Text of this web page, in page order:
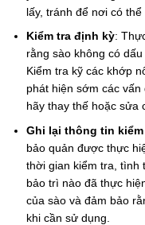
lấy, tránh để nơi có thể
Kiểm tra định kỳ:
rằng sào không có
Kiểm tra kỹ các khớp
phát hiện sớm các vấn
hãy thay thế hoặc sửa
Ghi lại thông tin
bảo quản được thực
thời gian kiểm tra, tình
bảo trì nào đã thực
của sào và đảm bảo
khi cần sử dụng.